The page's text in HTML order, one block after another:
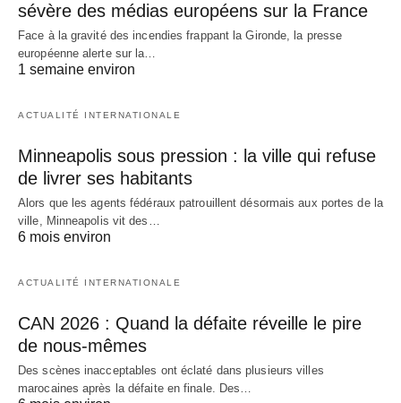
sévère des médias européens sur la France
Face à la gravité des incendies frappant la Gironde, la presse
européenne alerte sur la…
1 semaine environ
ACTUALITÉ INTERNATIONALE
Minneapolis sous pression : la ville qui refuse
de livrer ses habitants
Alors que les agents fédéraux patrouillent désormais aux portes de la
ville, Minneapolis vit des…
6 mois environ
ACTUALITÉ INTERNATIONALE
CAN 2026 : Quand la défaite réveille le pire
de nous-mêmes
Des scènes inacceptables ont éclaté dans plusieurs villes
marocaines après la défaite en finale. Des…